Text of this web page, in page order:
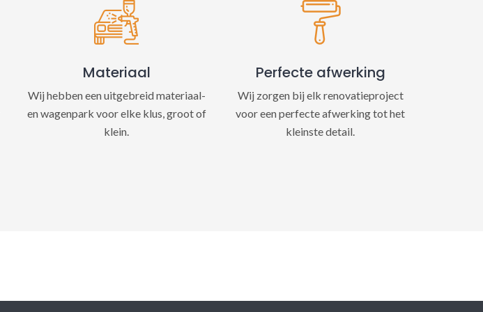
Materiaal
Wij hebben een uitgebreid materiaal-
en wagenpark voor elke klus, groot of
klein.
Perfecte afwerking
Wij zorgen bij elk renovatieproject
voor een perfecte afwerking tot het
kleinste detail.